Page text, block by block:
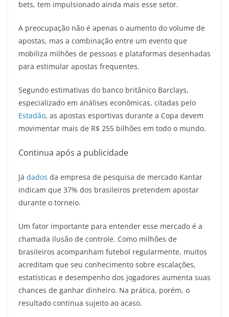
bets, tem impulsionado ainda mais esse setor.
A preocupação não é apenas o aumento do volume de
apostas, mas a combinação entre um evento que
mobiliza milhões de pessoas e plataformas desenhadas
para estimular apostas frequentes.
Segundo estimativas do banco britânico Barclays,
especializado em análises econômicas, citadas pelo
Estadão, as apostas esportivas durante a Copa devem
movimentar mais de R$ 255 bilhões em todo o mundo.
Continua após a publicidade
Já dados da empresa de pesquisa de mercado Kantar
indicam que 37% dos brasileiros pretendem apostar
durante o torneio.
Um fator importante para entender esse mercado é a
chamada ilusão de controle. Como milhões de
brasileiros acompanham futebol regularmente, muitos
acreditam que seu conhecimento sobre escalações,
estatísticas e desempenho dos jogadores aumenta suas
chances de ganhar dinheiro. Na prática, porém, o
resultado continua sujeito ao acaso.